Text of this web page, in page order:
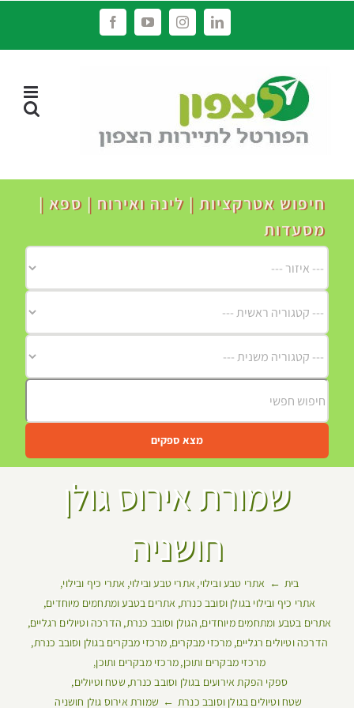
LinkedIn
Instagram
YouTube
Facebook
חיפוש אטרקציות | לינה ואירוח | ספא |
מסעדות
מצא ספקים
שמורת אירוס גולן
חושניה
בית אתרי טבע ובילוי אתרי טבע ובילוי אתרי כיף ובילוי
אתרי כיף ובילוי בגולן וסובב כנרת אתרים בטבע ומתחמים מיוחדים
אתרים בטבע ומתחמים מיוחדים הגולן וסובב כנרת הדרכה וטיולים רגליים
הדרכה וטיולים רגליים מרכזי מבקרים מרכזי מבקרים בגולן וסובב כנרת
מרכזי מבקרים ותוכן מרכזי מבקרים ותוכן
ספקי הפקת אירועים בגולן וסובב כנרת שטח וטיולים
שטח וטיולים בגולן וסובב כנרת
שמורת אירוס גולן חושניה